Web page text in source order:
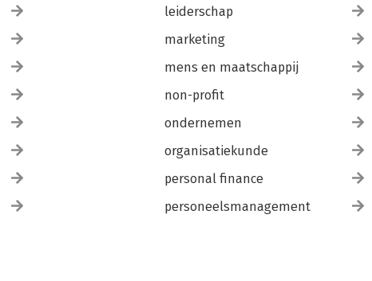
leiderschap
marketing
mens en maatschappij
non-profit
ondernemen
organisatiekunde
personal finance
personeelsmanagement